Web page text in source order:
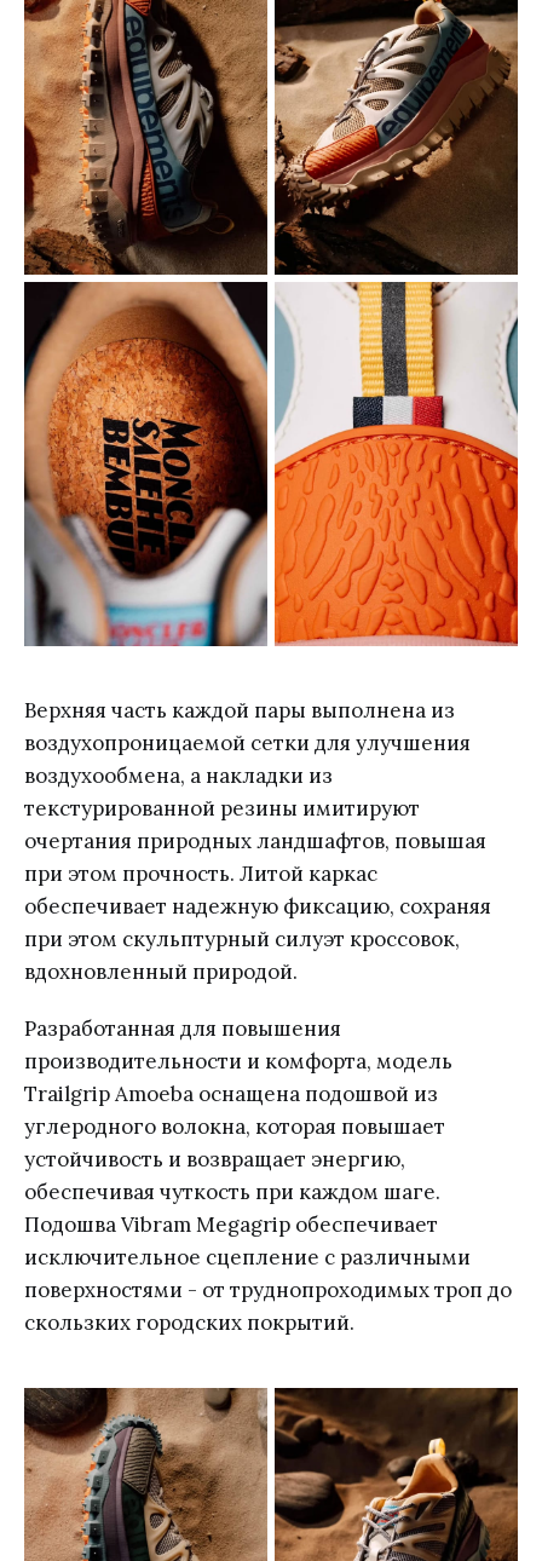
Верхняя часть каждой пары выполнена из
воздухопроницаемой сетки для улучшения
воздухообмена, а накладки из
текстурированной резины имитируют
очертания природных ландшафтов, повышая
при этом прочность. Литой каркас
обеспечивает надежную фиксацию, сохраняя
при этом скульптурный силуэт кроссовок,
вдохновленный природой.
Разработанная для повышения
производительности и комфорта, модель
Trailgrip Amoeba оснащена подошвой из
углеродного волокна, которая повышает
устойчивость и возвращает энергию,
обеспечивая чуткость при каждом шаге.
Подошва Vibram Megagrip обеспечивает
исключительное сцепление с различными
поверхностями - от труднопроходимых троп до
скользких городских покрытий.